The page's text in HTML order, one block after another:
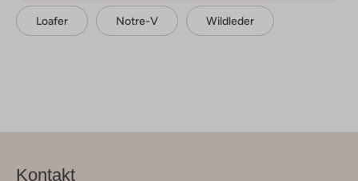
Loafer Notre-V Wildleder
Kontakt